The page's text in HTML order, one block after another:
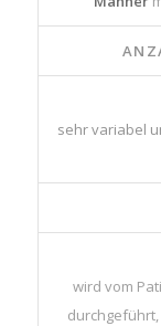
sehr variabel
wird vom